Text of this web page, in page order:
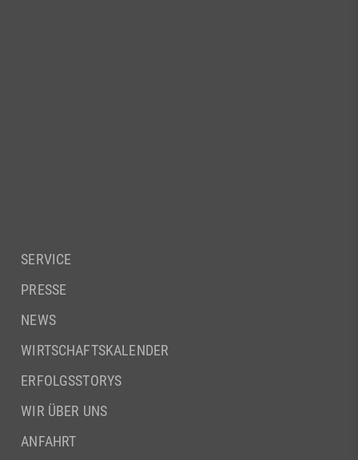
SERVICE
PRESSE
NEWS
WIRTSCHAFTSKALENDER
ERFOLGSSTORYS
WIR ÜBER UNS
ANFAHRT